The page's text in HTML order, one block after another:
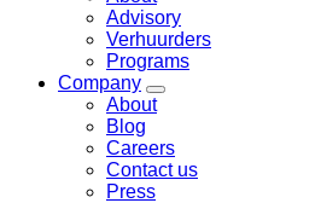
Catalyst
menu
Advisory
Verhuurders
Programs
Company
Toggle
Company
About
Blog
Careers
Contact us
Press